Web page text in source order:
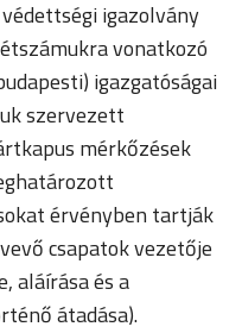
igazolvány
vonatkozó
igazgatóságai
szervezett
mérkőzések
érvényben tartják
csapatok vezetője
aláírása és a
átadása).